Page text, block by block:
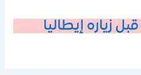
زياره إيطاليا